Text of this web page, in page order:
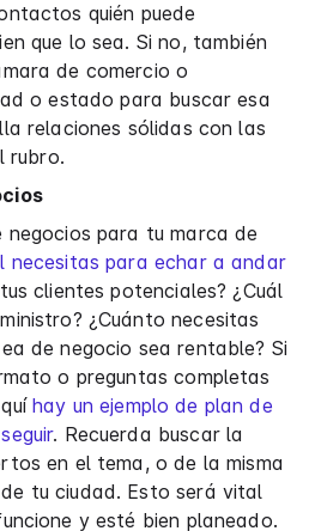
quién puede
que lo sea. Si no, también
de comercio o
o estado para buscar esa
relaciones sólidas con las
rubro.
negocios para tu marca de
necesitas para echar a andar
clientes potenciales? ¿Cuál
¿Cuánto necesitas
de negocio sea rentable? Si
o preguntas completas
hay un ejemplo de plan de
. Recuerda buscar la
en el tema, o de la misma
tu ciudad. Esto será vital
y esté bien planeado.